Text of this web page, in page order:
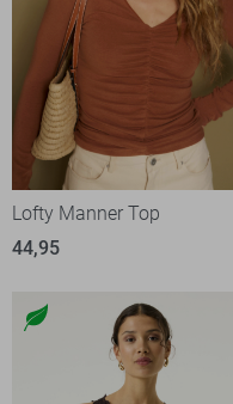
Lofty Manner Top
44,95